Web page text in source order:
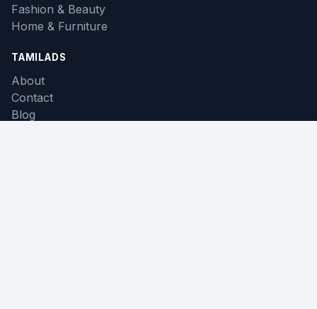
Fashion & Beauty
Home & Furniture
TAMILADS
About
Contact
Blog